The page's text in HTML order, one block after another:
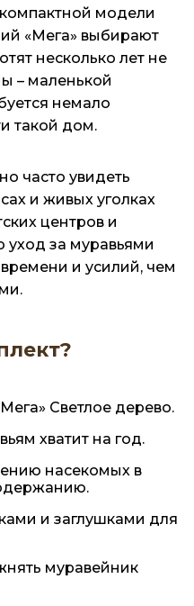
модели
«Мега» выбирают
несколько лет не
– маленькой
немало
такой дом.
часто увидеть
и живых уголках
центров и
уход за муравьями
и усилий, чем
Светлое дерево.
хватит на год.
насекомых в
и заглушками для
муравейник